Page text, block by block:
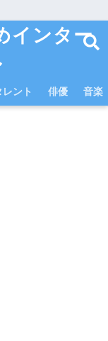
インター
レント 俳優 音楽